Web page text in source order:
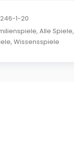
1-20
, Alle Spiele,
, Wissensspiele